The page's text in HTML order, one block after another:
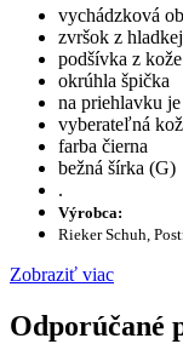
vychádzková
zvršok z
podšívka z
okrúhla špička
na priehlavku
vyberateľná
farba čierna
bežná šírka (G)
.
Výrobca:
Rieker Schuh,
Zobraziť viac
Odporúčané